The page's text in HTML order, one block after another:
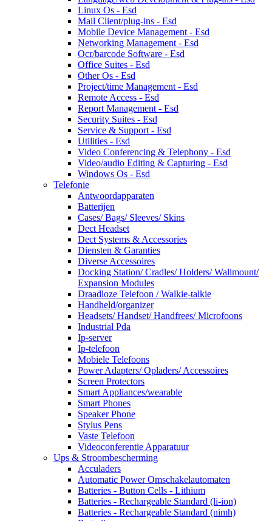
Linux Os - Esd
Mail Client/plug-ins - Esd
Mobile Device Management - Esd
Networking Management - Esd
Ocr/barcode Software - Esd
Office Suites - Esd
Other Os - Esd
Project/time Management - Esd
Remote Access - Esd
Report Management - Esd
Security Suites - Esd
Service & Support - Esd
Utilities - Esd
Video Conferencing & Telephony - Esd
Video/audio Editing & Capturing - Esd
Windows Os - Esd
Telefonie
Antwoordapparaten
Batterijen
Cases/ Bags/ Sleeves/ Skins
Dect Headset
Dect Systems & Accessories
Diensten & Garanties
Diverse Accessoires
Docking Station/ Cradles/ Holders/ Wallmount/
Expansion Modules
Draadloze Telefoon / Walkie-talkie
Handheld/organizer
Headsets/ Handset/ Handfrees/ Microfoons
Industrial Pda
Ip-server
Ip-telefoon
Mobiele Telefoons
Power Adapters/ Opladers/ Accessoires
Screen Protectors
Smart Appliances/wearable
Smart Phones
Speaker Phone
Stylus Pens
Vaste Telefoon
Videoconferentie Apparatuur
Ups & Stroombescherming
Acculaders
Automatic Power Omschakelautomaten
Batteries - Button Cells - Lithium
Batteries - Rechargeable Standard (li-ion)
Batteries - Rechargeable Standard (nimh)